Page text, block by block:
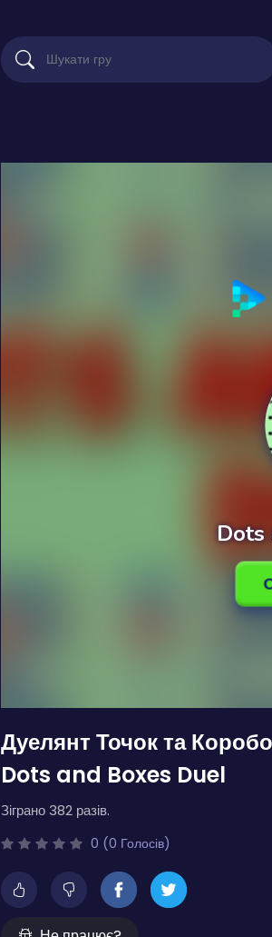
Дуелянт Точок та
Dots and Boxes Duel
Зіграно 382 разів.
0 (0 Голосів)